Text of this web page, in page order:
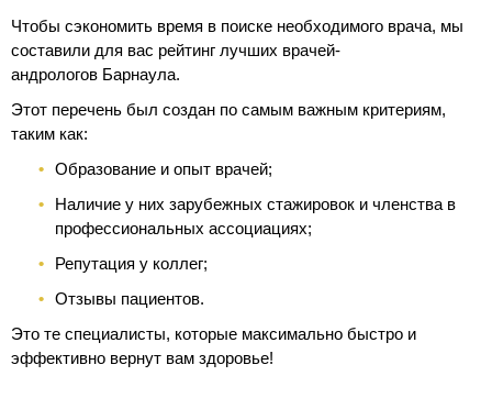
Чтобы сэкономить время в поиске необходимого врача, мы
составили для вас рейтинг лучших врачей-
андрологов Барнаула.
Этот перечень был создан по самым важным критериям,
таким как:
Образование и опыт врачей;
Наличие у них зарубежных стажировок и членства в
профессиональных ассоциациях;
Репутация у коллег;
Отзывы пациентов.
Это те специалисты, которые максимально быстро и
эффективно вернут вам здоровье!